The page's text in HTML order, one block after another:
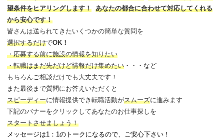
望条件をヒアリングします！ あなたの都合に合わせて対応してくれる
から安心です！
皆さんは送られてきたいくつかの簡単な質問を
選択するだけでOK！
・応募する前に施設の情報を知りたい
・転職はまだ先だけど情報だけ集めたい ・・・など
もちろんご相談だけでも大丈夫です！
また最後まで質問にお答えいただくと
スピーディーに情報提供でき転職活動がスムーズに進みます
下記のバナーをクリックしてあなたのお仕事探しを
スタートさせましょう！
メッセージは1：1のトークになるので、ご安心下さい！